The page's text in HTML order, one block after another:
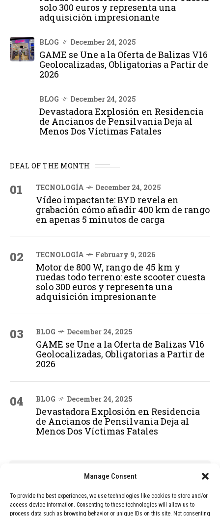
Manage Consent
To provide the best experiences, we use technologies like cookies to store and/or
access device information. Consenting to these technologies will allow us to
process data such as browsing behavior or unique IDs on this site. Not consenting
solo 300 euros y representa una
adquisición impresionante
BLOG December 24, 2025
GAME se Une a la Oferta de Balizas V16
Geolocalizadas, Obligatorias a Partir de
2026
BLOG December 24, 2025
Devastadora Explosión en Residencia
de Ancianos de Pensilvania Deja al
Menos Dos Víctimas Fatales
DEAL OF THE MONTH
01 TECNOLOGÍA December 24, 2025
Vídeo impactante: BYD revela en
grabación cómo añadir 400 km de rango
en apenas 5 minutos de carga
02 TECNOLOGÍA February 9, 2026
Motor de 800 W, rango de 45 km y
ruedas todo terreno: este scooter cuesta
solo 300 euros y representa una
adquisición impresionante
03 BLOG December 24, 2025
GAME se Une a la Oferta de Balizas V16
Geolocalizadas, Obligatorias a Partir de
2026
04 BLOG December 24, 2025
Devastadora Explosión en Residencia
de Ancianos de Pensilvania Deja al
Menos Dos Víctimas Fatales